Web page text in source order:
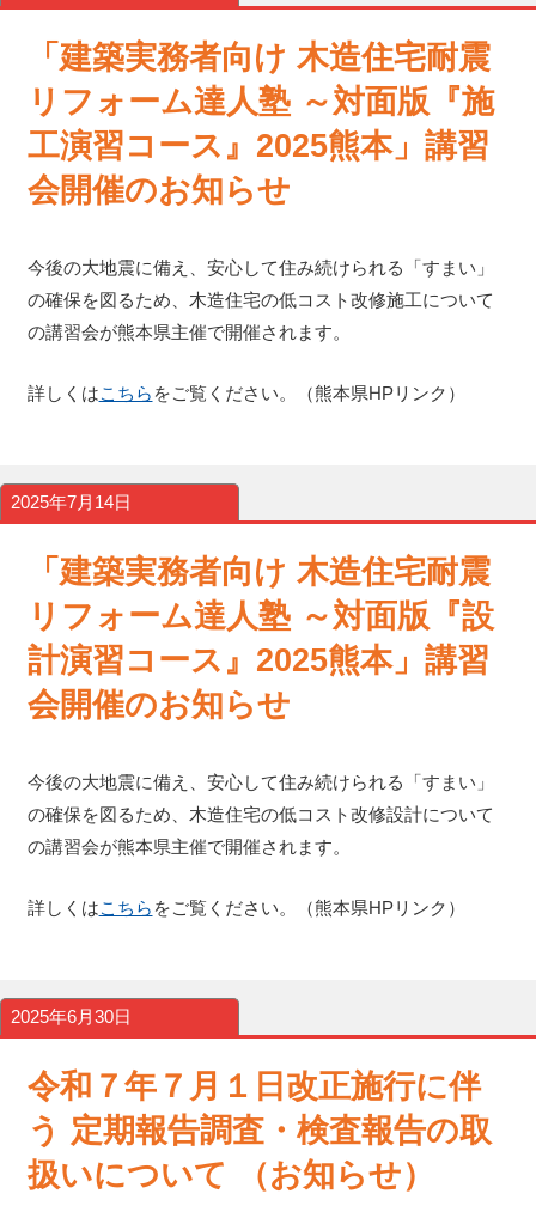
「建築実務者向け 木造住宅耐震
リフォーム達人塾 ～対面版『施
工演習コース』2025熊本」講習
会開催のお知らせ
今後の大地震に備え、安心して住み続けられる「すまい」
の確保を図るため、木造住宅の低コスト改修施工について
の講習会が熊本県主催で開催されます。
詳しくはこちら をご覧ください。（熊本県HPリンク）
2025年7月14日
「建築実務者向け 木造住宅耐震
リフォーム達人塾 ～対面版『設
計演習コース』2025熊本」講習
会開催のお知らせ
今後の大地震に備え、安心して住み続けられる「すまい」
の確保を図るため、木造住宅の低コスト改修設計について
の講習会が熊本県主催で開催されます。
詳しくはこちら をご覧ください。（熊本県HPリンク）
2025年6月30日
令和７年７月１日改正施行に伴
う 定期報告調査・検査報告の取
扱いについて （お知らせ）